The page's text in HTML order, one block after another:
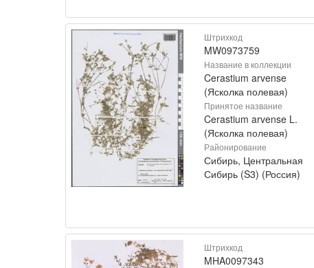
Штрихкод
MW0973759
Название в коллекции
Cerastium arvense
(Ясколка полевая)
Принятое название
Cerastium arvense L.
(Ясколка полевая)
Районирование
Сибирь, Центральная
Сибирь (S3) (Россия)
Штрихкод
MHA0097343